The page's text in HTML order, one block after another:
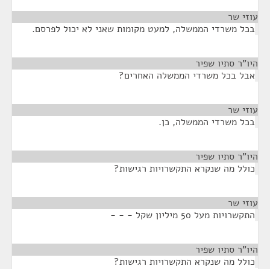
עוזי שר
בכל משרדי הממשלה, למעט מקומות שאני לא יכול לפרסם.
היו"ר סתיו שפיר
אבל בכל משרדי הממשלה האחרים?
עוזי שר
בכל משרדי הממשלה, כן.
היו"ר סתיו שפיר
כולל מה שנקרא התקשרויות רגישות?
עוזי שר
התקשרויות מעל 50 מיליון שקל - - -
היו"ר סתיו שפיר
כולל מה שנקרא התקשרויות רגישות?